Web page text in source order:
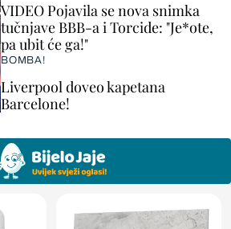
VIDEO Pojavila se nova snimka
tučnjave BBB-a i Torcide: "Je*ote,
pa ubit će ga!"
BOMBA!
Liverpool doveo kapetana
Barcelone!